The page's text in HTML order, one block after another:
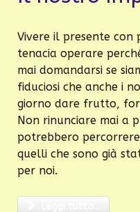
Vivere il presente con
tenacia operare
mai domandarsi se
fiduciosi che anche i
giorno dare frutto,
Non rinunciare mai a
potrebbero
quelli che sono già
per noi.